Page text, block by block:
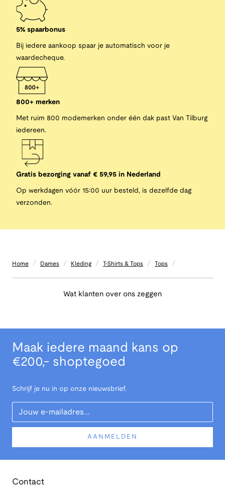
5% spaarbonus
Bij iedere aankoop spaar je automatisch voor je
waardecheque.
800+ merken
Met ruim 800 modemerken onder één dak past Van Tilburg
iedereen.
Gratis bezorging vanaf € 59,95 in Nederland
Op werkdagen vóór 15:00 uur besteld, is dezelfde dag
verzonden.
Home / Dames / Kleding / T-Shirts & Tops / Tops /
Wat klanten over ons zeggen
Maak iedere maand kans op
€200,- shoptegoed
Schrijf je nu in op onze nieuwsbrief.
Your Email
AANMELDEN
Contact